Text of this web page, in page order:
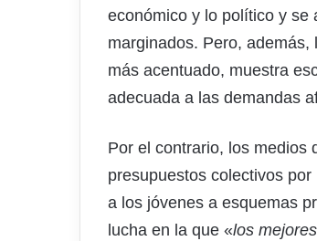
económico y lo político y se
marginados. Pero,
más acentuado, muestra
adecuada a las demandas
Por el contrario, los medios
presupuestos colectivos
a los jóvenes a esquemas
lucha en la que «los mejores